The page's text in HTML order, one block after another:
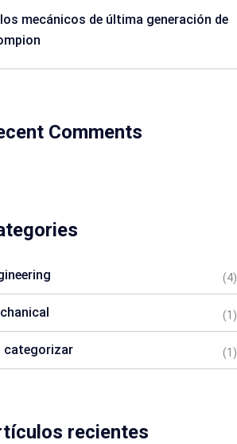
mecánicos de última generación de
Comments
(4)
(1)
categorizar (1)
recientes